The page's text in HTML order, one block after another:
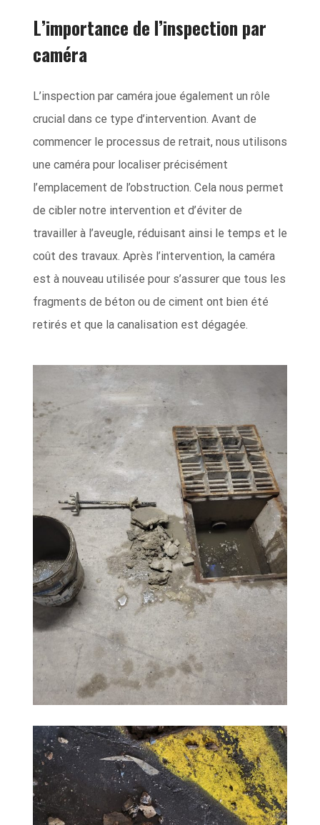
L’importance de l’inspection par
caméra
L’inspection par caméra joue également un rôle
crucial dans ce type d’intervention. Avant de
commencer le processus de retrait, nous utilisons
une caméra pour localiser précisément
l’emplacement de l’obstruction. Cela nous permet
de cibler notre intervention et d’éviter de
travailler à l’aveugle, réduisant ainsi le temps et le
coût des travaux. Après l’intervention, la caméra
est à nouveau utilisée pour s’assurer que tous les
fragments de béton ou de ciment ont bien été
retirés et que la canalisation est dégagée.